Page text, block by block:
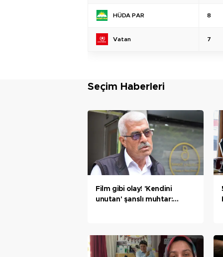
HÜDA PAR 8
Vatan 7
Seçim Haberleri
Film gibi olay! 'Kendini
unutan' şanslı muhtar: